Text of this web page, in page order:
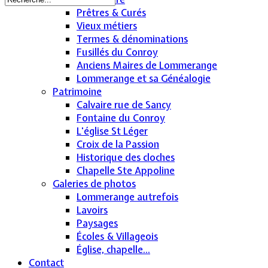
Prêtres & Curés
Vieux métiers
Termes & dénominations
Fusillés du Conroy
Anciens Maires de Lommerange
Lommerange et sa Généalogie
Patrimoine
Calvaire rue de Sancy
Fontaine du Conroy
L'église St Léger
Croix de la Passion
Historique des cloches
Chapelle Ste Appoline
Galeries de photos
Lommerange autrefois
Lavoirs
Paysages
Écoles & Villageois
Église, chapelle...
Contact